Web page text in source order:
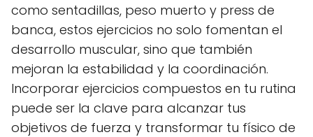
como sentadillas, peso muerto y press de
banca, estos ejercicios no solo fomentan el
desarrollo muscular, sino que también
mejoran la estabilidad y la coordinación.
Incorporar ejercicios compuestos en tu rutina
puede ser la clave para alcanzar tus
objetivos de fuerza y transformar tu físico de